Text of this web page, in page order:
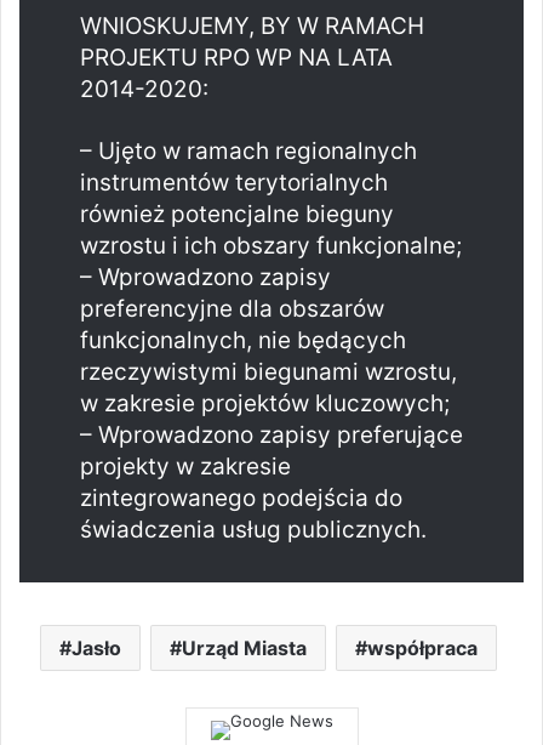
WNIOSKUJEMY, BY W RAMACH
PROJEKTU RPO WP NA LATA
2014-2020:
– Ujęto w ramach regionalnych
instrumentów terytorialnych
również potencjalne bieguny
wzrostu i ich obszary funkcjonalne;
– Wprowadzono zapisy
preferencyjne dla obszarów
funkcjonalnych, nie będących
rzeczywistymi biegunami wzrostu,
w zakresie projektów kluczowych;
– Wprowadzono zapisy preferujące
projekty w zakresie
zintegrowanego podejścia do
świadczenia usług publicznych.
Jasło Urząd Miasta współpraca